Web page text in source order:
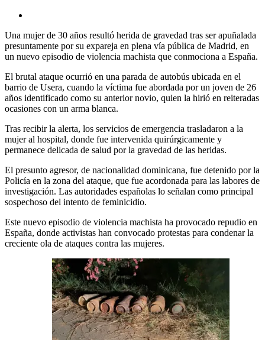
Una mujer de 30 años resultó herida de gravedad tras ser apuñalada
presuntamente por su expareja en plena vía pública de Madrid, en
un nuevo episodio de violencia machista que conmociona a España.
El brutal ataque ocurrió en una parada de autobús ubicada en el
barrio de Usera, cuando la víctima fue abordada por un joven de 26
años identificado como su anterior novio, quien la hirió en reiteradas
ocasiones con un arma blanca.
Tras recibir la alerta, los servicios de emergencia trasladaron a la
mujer al hospital, donde fue intervenida quirúrgicamente y
permanece delicada de salud por la gravedad de las heridas.
El presunto agresor, de nacionalidad dominicana, fue detenido por la
Policía en la zona del ataque, que fue acordonada para las labores de
investigación. Las autoridades españolas lo señalan como principal
sospechoso del intento de feminicidio.
Este nuevo episodio de violencia machista ha provocado repudio en
España, donde activistas han convocado protestas para condenar la
creciente ola de ataques contra las mujeres.